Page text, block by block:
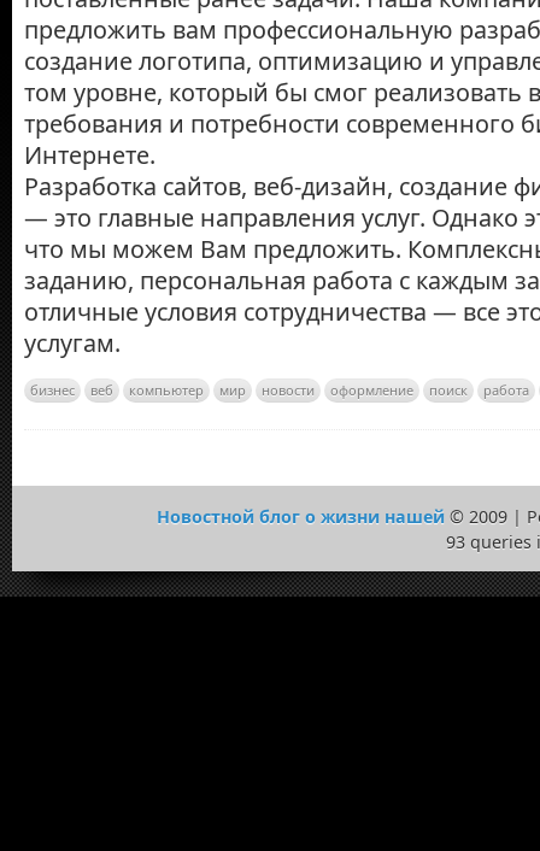
предложить вам профессиональную
создание логотипа, оптимизацию и
том уровне, который бы смог реализовать
требования и потребности современного
Интернете.
Разработка сайтов, веб-дизайн, создание
— это главные направления услуг. Однако
что мы можем Вам предложить.
заданию, персональная работа с каждым
отличные условия сотрудничества — все
услугам.
бизнес веб компьютер мир новости оформление поиск работа
Новостной блог о жизни нашей © 2009 |
93 queries